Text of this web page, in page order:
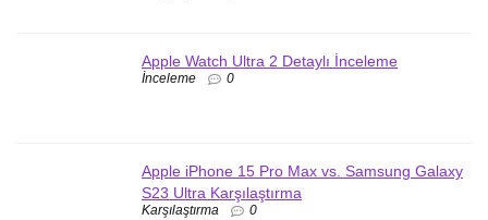
Apple Watch Ultra 2 Detaylı İnceleme
İnceleme 0
Apple iPhone 15 Pro Max vs. Samsung Galaxy
S23 Ultra Karşılaştırma
Karşılaştırma 0